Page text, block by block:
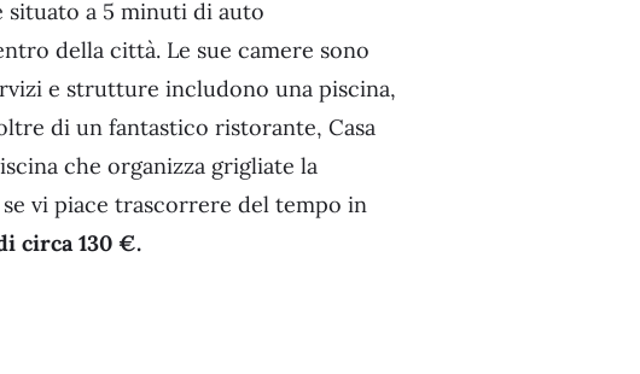
a 5 minuti di auto
della città. Le sue camere sono
e strutture includono una piscina,
di un fantastico ristorante, Casa
che organizza grigliate la
vi piace trascorrere del tempo in
circa 130 €.